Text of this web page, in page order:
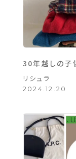
30年越しの子
リシュラ
2024.12.20